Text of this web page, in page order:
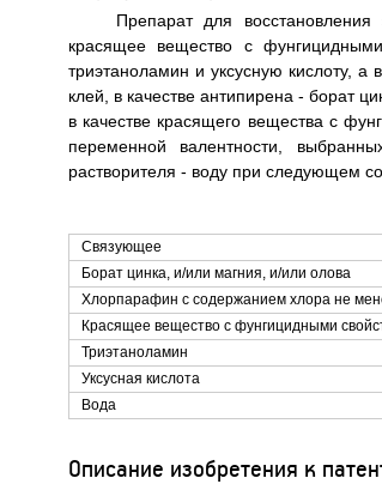
Препарат для
красящее вещество с
триэтаноламин и уксусную кислоту,
клей, в качестве антипирена - борат
в качестве красящего вещества с
переменной валентности,
растворителя - воду при следующем
Связующее
Борат цинка, и/или магния, и/или олова
Хлорпарафин с содержанием хлора не
Красящее вещество с фунгицидными
Триэтаноламин
Уксусная кислота
Вода
Описание изобретения к